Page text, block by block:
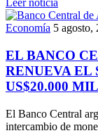
Leer noticia
Economía 5 agosto,
EL BANCO
RENUEVA EL
US$20.000
El Banco Central
intercambio de